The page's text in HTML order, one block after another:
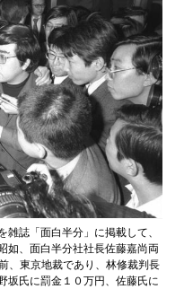
誌「面白半分」に掲載して、
如、面白半分社社長佐藤嘉尚両
、東京地裁であり、林修裁判長
坂氏に罰金１０万円、佐藤氏に